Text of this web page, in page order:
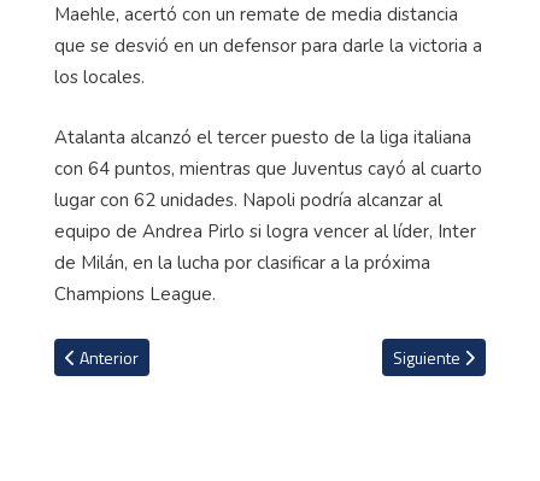
Maehle, acertó con un remate de media distancia
que se desvió en un defensor para darle la victoria a
los locales.
Atalanta alcanzó el tercer puesto de la liga italiana
con 64 puntos, mientras que Juventus cayó al cuarto
lugar con 62 unidades. Napoli podría alcanzar al
equipo de Andrea Pirlo si logra vencer al líder, Inter
de Milán, en la lucha por clasificar a la próxima
Champions League.
Artículo anterior: Chelsea tiene la mira puesta en Varane
Anterior Artículo siguiente:
Siguiente